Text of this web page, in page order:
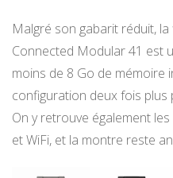
Malgré son gabarit réduit,
Connected Modular 41 est
moins de 8 Go de mémoire
configuration deux fois plus
On y retrouve également
et WiFi, et la montre reste